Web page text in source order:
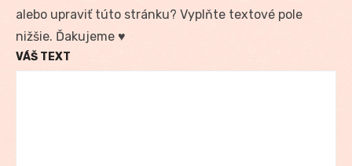
alebo upraviť túto stránku? Vyplňte textové pole
nižšie. Ďakujeme ♥
VÁŠ TEXT